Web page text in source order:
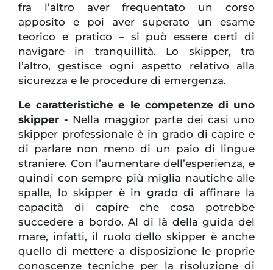
fra l’altro aver frequentato un corso
apposito e poi aver superato un esame
teorico e pratico – si può essere certi di
navigare in tranquillità. Lo skipper, tra
l’altro, gestisce ogni aspetto relativo alla
sicurezza e le procedure di emergenza.
Le caratteristiche e le competenze di uno
skipper - Nella maggior parte dei casi uno
skipper professionale è in grado di capire e
di parlare non meno di un paio di lingue
straniere. Con l’aumentare dell’esperienza, e
quindi con sempre più miglia nautiche alle
spalle, lo skipper è in grado di affinare la
capacità di capire che cosa potrebbe
succedere a bordo. Al di là della guida del
mare, infatti, il ruolo dello skipper è anche
quello di mettere a disposizione le proprie
conoscenze tecniche per la risoluzione di